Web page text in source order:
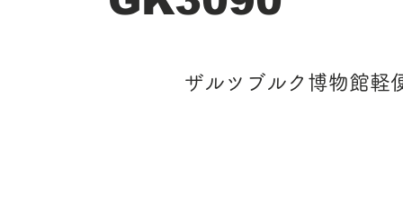
ザルツブルク博物館軽